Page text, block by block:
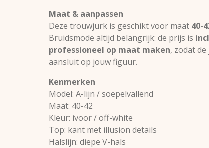
Maat & aanpassen
Deze trouwjurk is geschikt voor maat 40-
Bruidsmode altijd belangrijk: de prijs is
professioneel op maat maken, zodat
aansluit op jouw figuur.
Kenmerken
Model: A-lijn / soepelvallend
Maat: 40-42
Kleur: ivoor / off-white
Top: kant met illusion details
Halslijn: diepe V-hals